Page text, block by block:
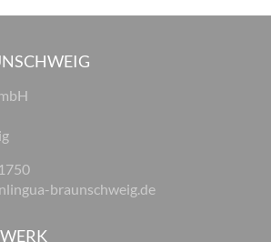
braunschweig.de